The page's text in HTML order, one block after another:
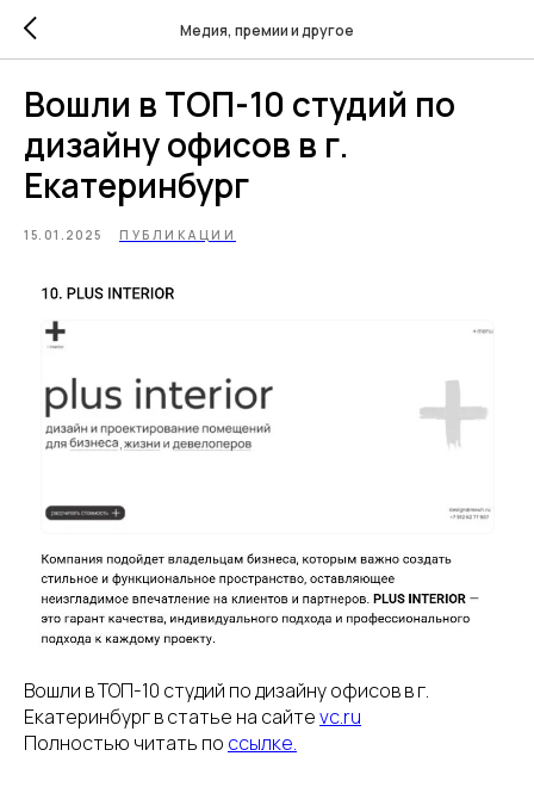
Медия, премии и другое
Вошли в ТОП-10 студий по
дизайну офисов в г.
Екатеринбург
15.01.2025 ПУБЛИКАЦИИ
Вошли в ТОП-10 студий по дизайну офисов в г.
Екатеринбург в статье на сайтеvc.ru
Полностью читать по ссылке.